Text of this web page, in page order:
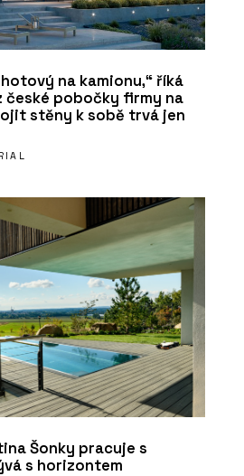
na kamionu,“ říká
české pobočky firmy na
stěny k sobě trvá jen
Šonky pracuje s
s horizontem